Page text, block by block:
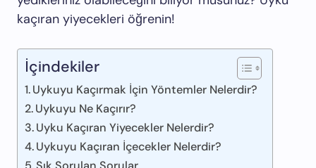
kaçıran yiyecekleri öğrenin!
İçindekiler
Uykuyu Kaçırmak İçin Yöntemler Nelerdir?
Uykuyu Ne Kaçırır?
Uyku Kaçıran Yiyecekler Nelerdir?
Uykuyu Kaçıran İçecekler Nelerdir?